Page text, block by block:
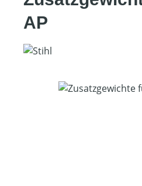
AP
Bildergalerie überspringen